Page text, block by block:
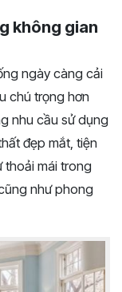
không gian
ngày càng cải
chú trọng hơn
nhu cầu sử dụng
đẹp mắt, tiện
thoải mái trong
như phong